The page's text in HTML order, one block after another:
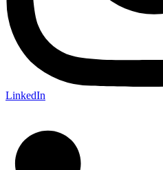
LinkedIn